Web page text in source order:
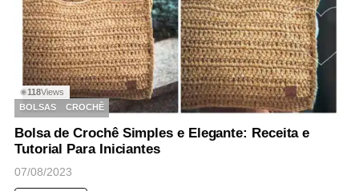
◉118Views
BOLSAS
CROCHÊ
Bolsa de Crochê Simples e Elegante: Receita e
Tutorial Para Iniciantes
07/08/2023